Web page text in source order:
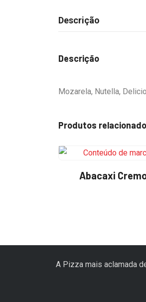
Descrição
Descrição
Mozarela, Nutella,
Produtos
Abacaxi
A Pizza mais aclamada